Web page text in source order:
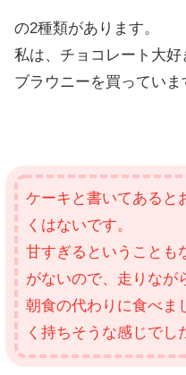
の2種類があります。
私は、チョコレート大
ブラウニーを買っていま
ケーキと書いてあると
くはないです。
甘すぎるということも
がないので、走りなが
朝食の代わりに食べま
く持ちそうな感じでし